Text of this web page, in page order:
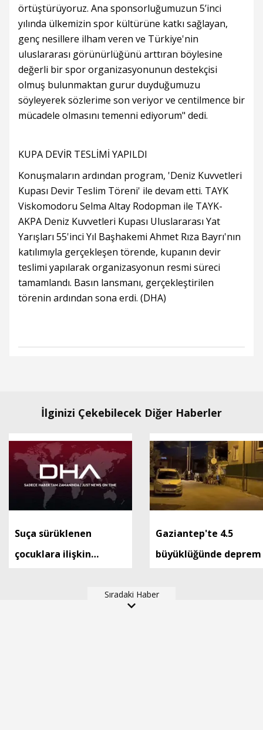
örtüştürüyoruz. Ana sponsorluğumuzun 5’inci
yılında ülkemizin spor kültürüne katkı sağlayan,
genç nesillere ilham veren ve Türkiye'nin
uluslararası görünürlüğünü arttıran böylesine
değerli bir spor organizasyonunun destekçisi
olmuş bulunmaktan gurur duyduğumuzu
söyleyerek sözlerime son veriyor ve centilmence bir
mücadele olmasını temenni ediyorum" dedi.
KUPA DEVİR TESLİMİ YAPILDI
Konuşmaların ardından program, 'Deniz Kuvvetleri
Kupası Devir Teslim Töreni' ile devam etti. TAYK
Viskomodoru Selma Altay Rodopman ile TAYK-
AKPA Deniz Kuvvetleri Kupası Uluslararası Yat
Yarışları 55'inci Yıl Başhakemi Ahmet Rıza Bayrı'nın
katılımıyla gerçekleşen törende, kupanın devir
teslimi yapılarak organizasyonun resmi süreci
tamamlandı. Basın lansmanı, gerçekleştirilen
törenin ardından sona erdi. (DHA)
İlginizi Çekebilecek Diğer Haberler
Suça sürüklenen
çocuklara ilişkin
kanun teklifi, TBMM
Gaziantep'te 4.5
büyüklüğünde deprem
Sıradaki Haber